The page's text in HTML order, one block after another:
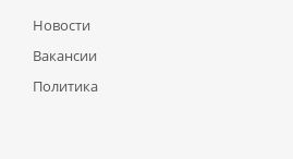
Новости
Вакансии
Политика